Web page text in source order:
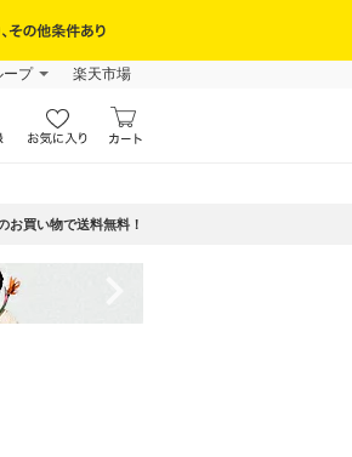
ープ 楽天市場
買い物で送料無料！